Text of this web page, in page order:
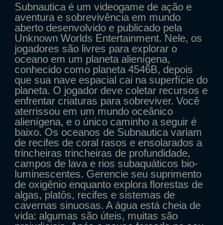
Subnautica é um videogame de ação e
aventura e sobrevivência em mundo
aberto desenvolvido e publicado pela
Unknown Worlds Entertainment. Nele, os
jogadores são livres para explorar o
oceano em um planeta alienígena,
conhecido como planeta 4546B, depois
que sua nave espacial cai na superfície do
planeta. O jogador deve coletar recursos e
enfrentar criaturas para sobreviver. Você
aterrissou em um mundo oceânico
alienígena, e o único caminho a seguir é
baixo. Os oceanos de Subnautica variam
de recifes de coral rasos e ensolarados a
trincheiras trincheiras de profundidade,
campos de lava e rios subaquáticos bio-
luminescentes. Gerencie seu suprimento
de oxigênio enquanto explora florestas de
algas, platôs, recifes e sistemas de
cavernas sinuosas. A água está cheia de
vida: algumas são úteis, muitas são